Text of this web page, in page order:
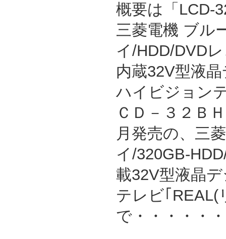
概要は「LCD-
三菱電機 ブル
イ/HDD/DVD
内蔵32V型液
ハイビジョン
ＣＤ－３２Ｂ
月発売の、三
イ/320GB-
載32V型液晶
テレビ｢REAL(
で・・・・・